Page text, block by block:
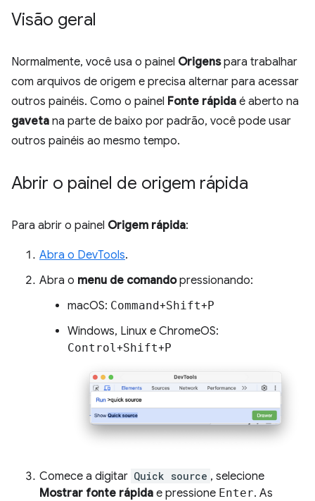
Visão geral
Normalmente, você usa o painel Origenspara trabalhar
com arquivos de origem e precisa alternar para acessar
outros painéis. Como o painel Fonte rápida é aberto na
gaveta na parte de baixo por padrão, você pode usar
outros painéis ao mesmo tempo.
Abrir o painel de origem rápida
Para abrir o painel Origem rápida:
Abra o DevTools.
Abra o menu de comandopressionando:
macOS: Command+Shift+P
Windows, Linux e ChromeOS:
Control+Shift+P
Comece a digitar Quick source , selecione
Mostrar fonte rápida e pressione Enter. As